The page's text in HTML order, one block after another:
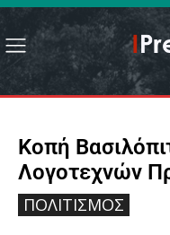
Κοπή
Λογοτεχνών
ΠΟΛΙΤΙΣΜΌΣ